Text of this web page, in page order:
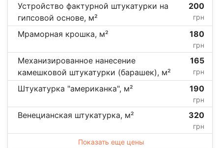
Устройство фактурной штукатурки на
гипсовой основе, м²
200
грн
Мраморная крошка, м² 180
грн
Механизированное нанесение
камешковой штукатурки (барашек), м²
165
грн
Штукатурка "американка", м² 190
грн
Венецианская штукатурка, м² 320
грн
Показать еще цены